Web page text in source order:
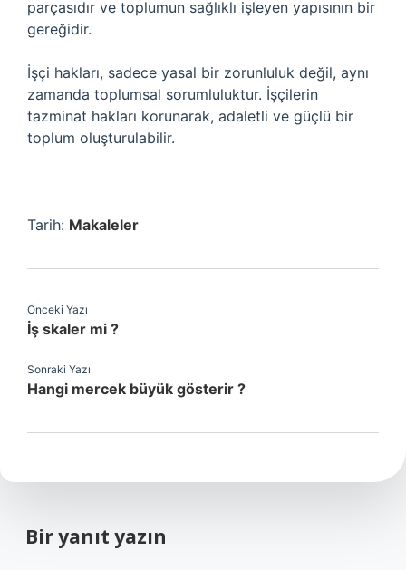
parçasıdır ve toplumun sağlıklı işleyen yapısının bir
gereğidir.
İşçi hakları, sadece yasal bir zorunluluk değil, aynı
zamanda toplumsal sorumluluktur. İşçilerin
tazminat hakları korunarak, adaletli ve güçlü bir
toplum oluşturulabilir.
Tarih: Makaleler
Önceki Yazı
İş skaler mi ?
Sonraki Yazı
Hangi mercek büyük gösterir ?
Bir yanıt yazın